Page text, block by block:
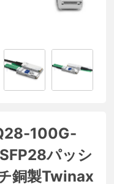
100G-
パッシ
銅製Twinax